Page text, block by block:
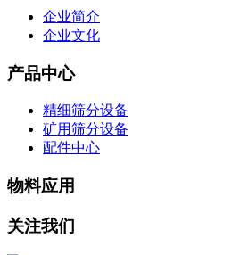
企业简介
企业文化
产品中心
精细筛分设备
矿用筛分设备
配件中心
物料应用
关注我们